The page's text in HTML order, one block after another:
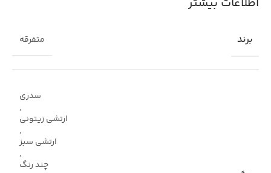
برند متفرقه
سدری
,
ارتشی زیتونی
,
ارتشی سبز
,
چند رنگ